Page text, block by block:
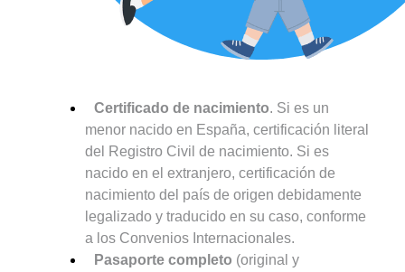
Certificado de nacimiento. Si es un
menor nacido en España, certificación literal
del Registro Civil de nacimiento. Si es
nacido en el extranjero, certificación de
nacimiento del país de origen debidamente
legalizado y traducido en su caso, conforme
a los Convenios Internacionales.
Pasaporte completo (original y